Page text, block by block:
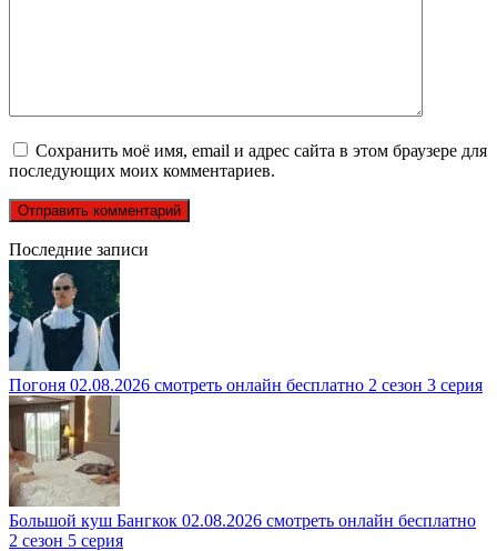
Сохранить моё имя, email и адрес сайта в этом браузере для
последующих моих комментариев.
Последние записи
Погоня 02.08.2026 смотреть онлайн бесплатно 2 сезон 3 серия
Большой куш Бангкок 02.08.2026 смотреть онлайн бесплатно
2 сезон 5 серия